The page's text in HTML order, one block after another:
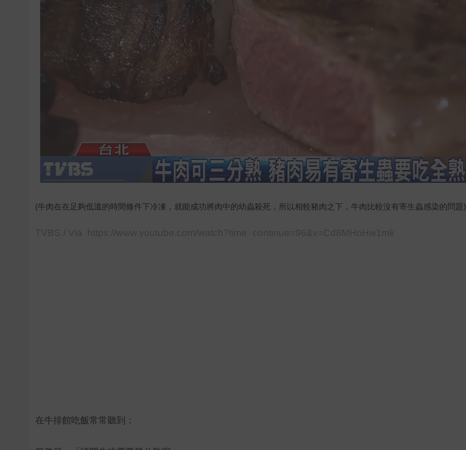
(牛肉在在足夠低溫的時間條件下冷凍，就能成功將肉中的幼蟲殺死，所以相較豬肉之下，牛肉比較沒有寄生蟲感染的問題)
在牛排館吃飯常常聽到：